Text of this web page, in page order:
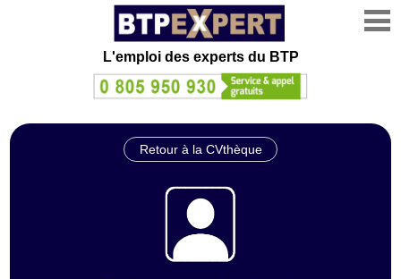
L'emploi des experts du BTP
Retour à la CVthèque